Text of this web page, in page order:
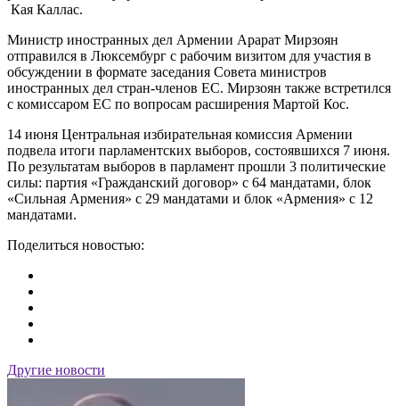
Кая Каллас.
Министр иностранных дел Армении Арарат Мирзоян
отправился в Люксембург с рабочим визитом для участия в
обсуждении в формате заседания Совета министров
иностранных дел стран-членов ЕС. Мирзоян также встретился
с комиссаром ЕС по вопросам расширения Мартой Кос.
14 июня Центральная избирательная комиссия Армении
подвела итоги парламентских выборов, состоявшихся 7 июня.
По результатам выборов в парламент прошли 3 политические
силы: партия «Гражданский договор» с 64 мандатами, блок
«Сильная Армения» с 29 мандатами и блок «Армения» с 12
мандатами.
Поделиться новостью:
Другие новости